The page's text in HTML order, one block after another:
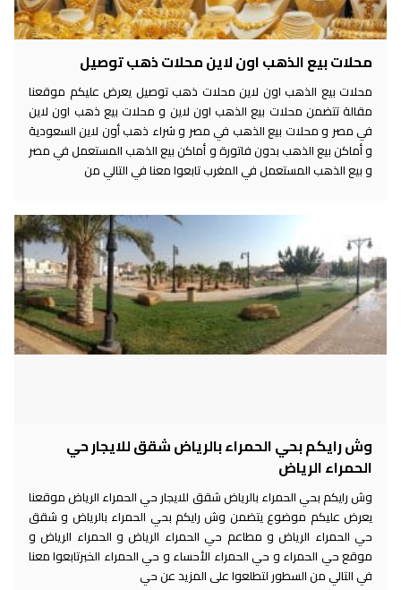
محلات بيع الذهب اون لاين محلات ذهب توصيل
محلات بيع الذهب اون لاين محلات ذهب توصيل يعرض عليكم موقعنا
مقالة تتضمن محلات بيع الذهب اون لاين و محلات بيع ذهب اون لاين
في مصر و محلات بيع الذهب في مصر و شراء ذهب أون لاين السعودية
و أماكن بيع الذهب بدون فاتورة و أماكن بيع الذهب المستعمل في مصر
و بيع الذهب المستعمل في المغرب تابعوا معنا في التالي من
وش رايكم بحي الحمراء بالرياض شقق للايجار حي
الحمراء الرياض
وش رايكم بحي الحمراء بالرياض شقق للايجار حي الحمراء الرياض موقعنا
يعرض عليكم موضوع يتضمن وش رايكم بحي الحمراء بالرياض و شقق
حي الحمراء الرياض و مطاعم حي الحمراء الرياض و الحمراء الرياض و
موقع حي الحمراء و حي الحمراء الأحساء و حي الحمراء الخبرتابعوا معنا
في التالي من السطور لتطلعوا على المزيد عن حي